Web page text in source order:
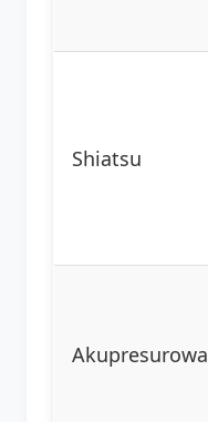
Shiatsu
Akupresurowa